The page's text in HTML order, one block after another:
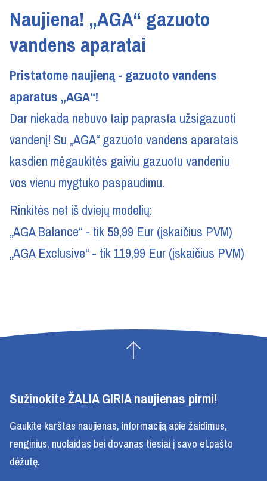
Naujiena! „AGA“ gazuoto
vandens aparatai
Pristatome naujieną - gazuoto vandens
aparatus „AGA“!
Dar niekada nebuvo taip paprasta užsigazuoti
vandenį! Su „AGA“ gazuoto vandens aparatais
kasdien mėgaukitės gaiviu gazuotu vandeniu
vos vienu mygtuko paspaudimu.
Rinkitės net iš dviejų modelių:
„AGA Balance“ - tik 59,99 Eur (įskaičius PVM)
„AGA Exclusive“ - tik 119,99 Eur (įskaičius PVM)
Sužinokite ŽALIA GIRIA naujienas pirmi!
Gaukite karštas naujienas, informaciją apie žaidimus,
renginius, nuolaidas bei dovanas tiesiai į savo el.pašto
dėžutę.